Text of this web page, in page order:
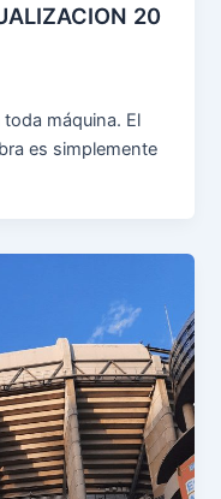
20
máquina. El
es simplemente